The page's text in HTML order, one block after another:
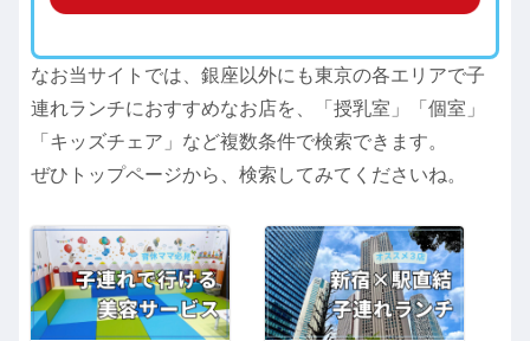
なお当サイトでは、銀座以外にも東京の各エリアで子
連れランチにおすすめなお店を、「授乳室」「個室」
「キッズチェア」など複数条件で検索できます。
ぜひトップページから、検索してみてくださいね。